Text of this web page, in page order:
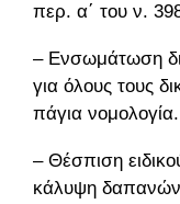
περ. α΄ του ν.
– Ενσωμάτωση
για όλους τους
πάγια νομολογία.
– Θέσπιση
κάλυψη δαπανών